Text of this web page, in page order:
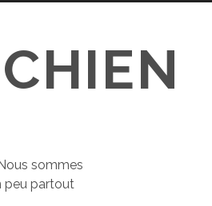
sommes
peu partout